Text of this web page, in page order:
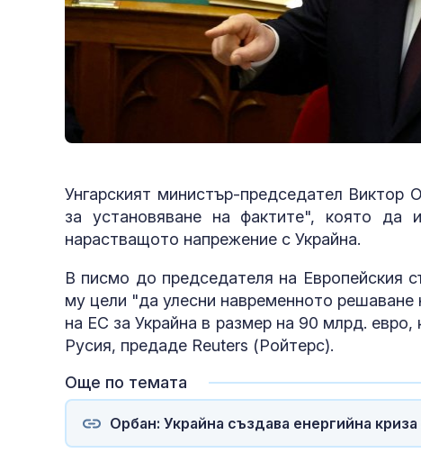
Унгарският министър-председател
за установяване на фактите", която да
нарастващото напрежение с Украйна.
В писмо до председателя на Европейския
му цели "да улесни навременното
на ЕС за Украйна в размер на 90 млрд.
Русия, предаде Reuters (Ройтерс).
Още по темата
Орбан: Украйна създава енергийна